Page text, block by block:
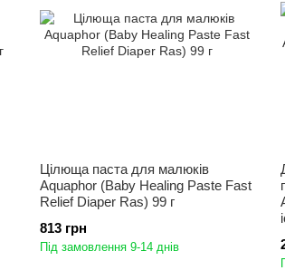
Цілюща паста для малюків
Aquaphor (Baby Healing Paste Fast
Relief Diaper Ras) 99 г
813 грн
Під замовлення 9-14 днів